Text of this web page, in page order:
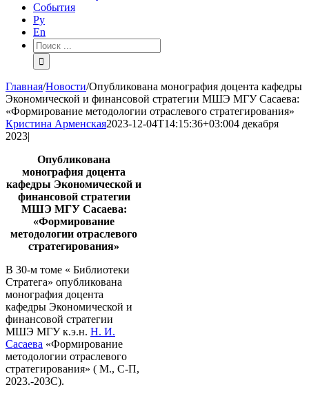
События
Ру
En
Результат
поиска:
Главная/Новости/Опубликована монография доцента кафедры
Экономической и финансовой стратегии МШЭ МГУ Сасаева:
«Формирование методологии отраслевого стратегирования»
Кристина Арменская2023-12-04T14:15:36+03:004 декабря
2023|
Опубликована
монография доцента
кафедры Экономической и
финансовой стратегии
МШЭ МГУ Сасаева:
«Формирование
методологии отраслевого
стратегирования»
В 30-м томе « Библиотеки
Стратега» опубликована
монография доцента
кафедры Экономической и
финансовой стратегии
МШЭ МГУ к.э.н. Н. И.
Сасаева «Формирование
методологии отраслевого
стратегирования» ( М., С-П,
2023.-203С).